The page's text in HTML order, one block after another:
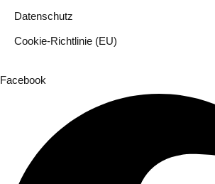
Datenschutz
Cookie-Richtlinie (EU)
Facebook